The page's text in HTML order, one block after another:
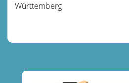
Württemberg